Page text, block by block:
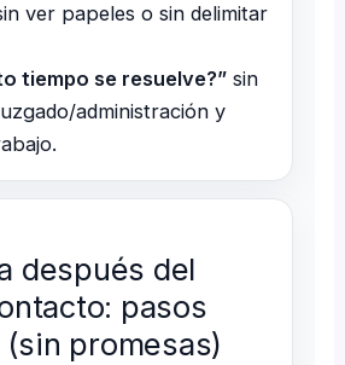
ver papeles o sin delimitar
tiempo se resuelve?” sin
administración y
después del
pasos
promesas)